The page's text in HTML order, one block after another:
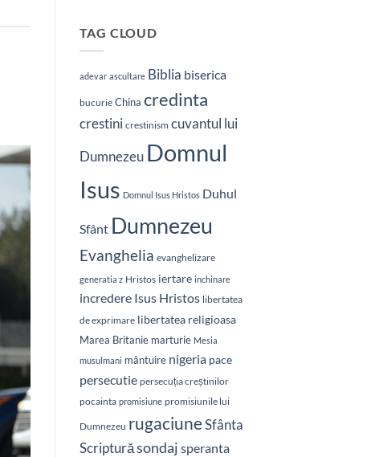
L
pe
avea
loc
în
orașului
TAG CLOUD
adevar ascultare Biblia biserica
bucurie China credinta
crestini crestinism cuvantul lui
Dumnezeu Domnul
Isus Domnul Isus Hristos Duhul
Sfânt Dumnezeu
Evanghelia evanghelizare
generatia z Hristos iertare inchinare
incredere Isus Hristos libertatea
de exprimare libertatea religioasa
Marea Britanie marturie Mesia
musulmani mântuire nigeria pace
persecutie persecuția creștinilor
pocainta promisiune promisiunile lui
Dumnezeu rugaciuneSfânta
Scripturăsondaj speranta